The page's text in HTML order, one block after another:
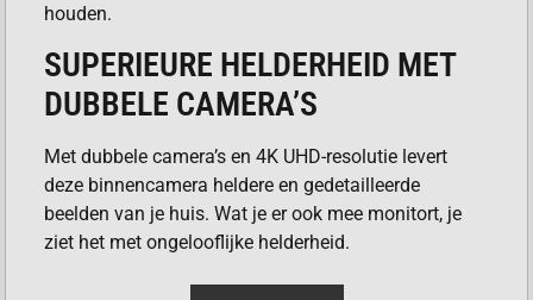
houden.
SUPERIEURE HELDERHEID MET
DUBBELE CAMERA’S
Met dubbele camera’s en 4K UHD-resolutie levert
deze binnencamera heldere en gedetailleerde
beelden van je huis. Wat je er ook mee monitort, je
ziet het met ongelooflijke helderheid.